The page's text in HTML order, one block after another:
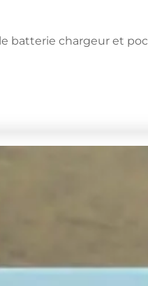
batterie chargeur et